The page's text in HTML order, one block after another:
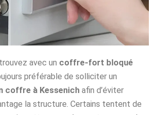
avec un coffre-fort bloqué
préférable de solliciter un
coffre à Kessenich afin d’éviter
la structure. Certains tentent de